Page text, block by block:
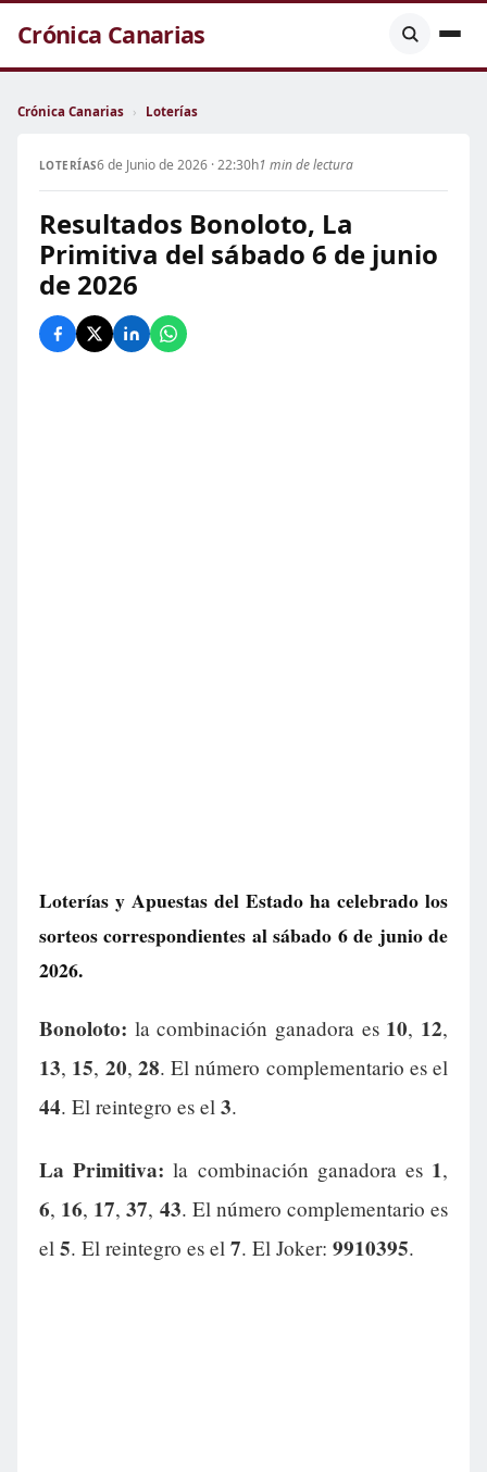
Crónica Canarias
Crónica Canarias › Loterías
LOTERÍAS6 de Junio de 2026 · 22:30h1 min de lectura
Resultados Bonoloto, La
Primitiva del sábado 6 de junio
de 2026
Loterías y Apuestas del Estado ha celebrado los
sorteos correspondientes al sábado 6 de junio de
2026.
Bonoloto: la combinación ganadora es 10, 12,
13, 15, 20, 28. El número complementario es el
44. El reintegro es el 3.
La Primitiva: la combinación ganadora es 1,
6, 16, 17,37, 43. El número complementario es
el 5. El reintegro es el 7. El Joker: 9910395.